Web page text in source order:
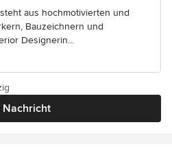
aus hochmotivierten und
Bauzeichnern und
Designerin...
Nachricht